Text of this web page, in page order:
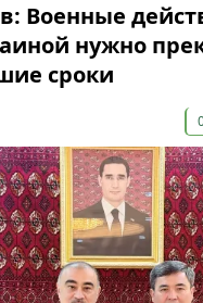
Военные
нужно
сроки